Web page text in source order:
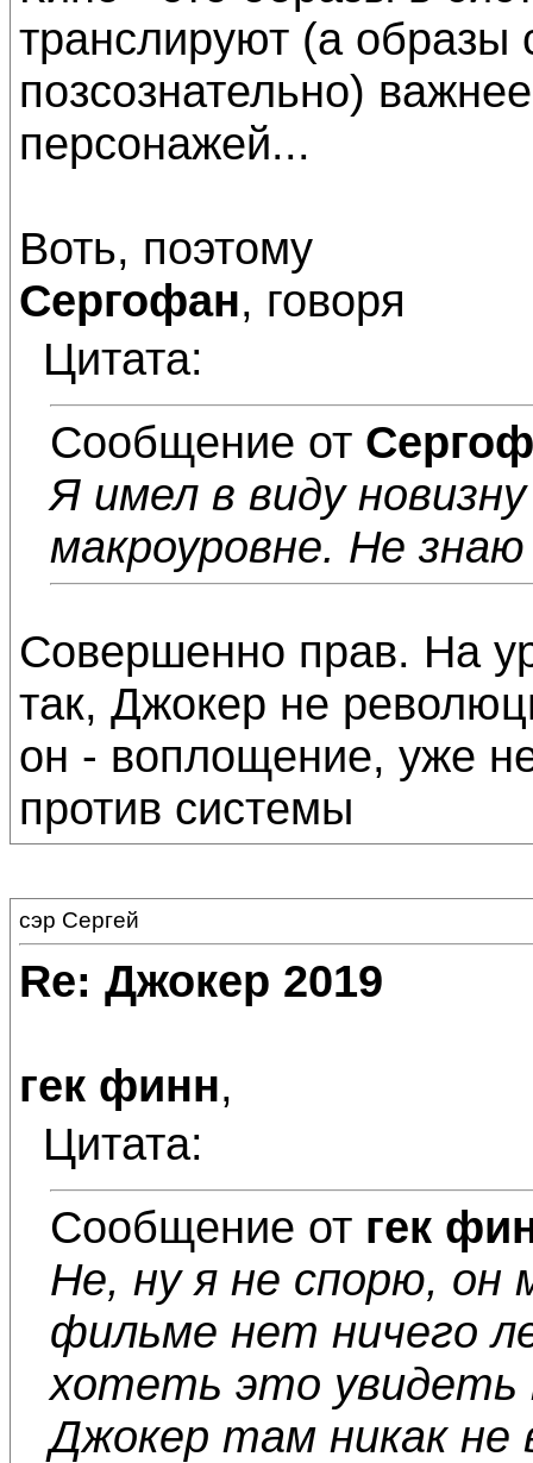
транслируют (а образы
позсознательно)
персонажей...
Воть, поэтому
Сергофан, говоря
Цитата:
Сообщение от
Я имел в виду
макроуровне. Не
Совершенно прав. На
так, Джокер не
он - воплощение, уже
против системы
сэр Сергей
Re: Джокер 2019
гек финн,
Цитата:
Сообщение от гек
Не, ну я не спорю,
фильме нет ничего
хотеть это увидеть
Джокер там никак не